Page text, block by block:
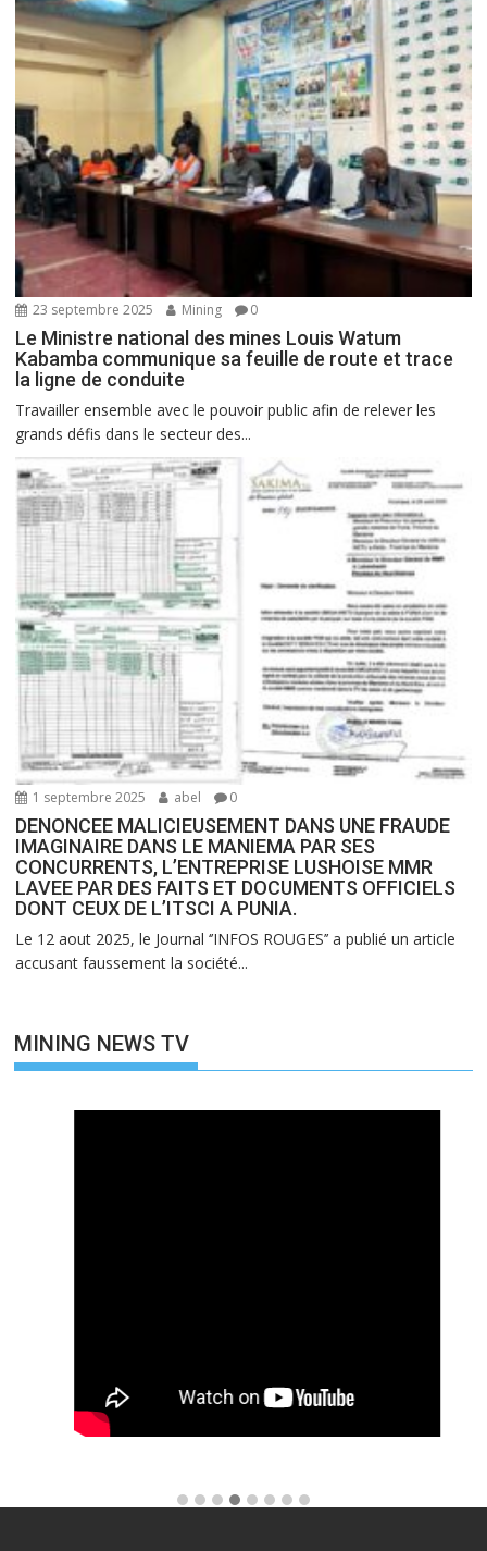
23 septembre 2025 Mining 0
Le Ministre national des mines Louis Watum
Kabamba communique sa feuille de route et trace
la ligne de conduite
Travailler ensemble avec le pouvoir public afin de relever les
grands défis dans le secteur des...
1 septembre 2025 abel 0
DENONCEE MALICIEUSEMENT DANS UNE FRAUDE
IMAGINAIRE DANS LE MANIEMA PAR SES
CONCURRENTS, L’ENTREPRISE LUSHOISE MMR
LAVEE PAR DES FAITS ET DOCUMENTS OFFICIELS
DONT CEUX DE L’ITSCI A PUNIA.
Le 12 aout 2025, le Journal ‘’INFOS ROUGES’’ a publié un article
accusant faussement la société...
MINING NEWS TV